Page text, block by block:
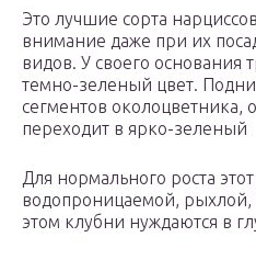
Это лучшие сорта
внимание даже при их
видов. У своего основания
темно-зеленый цвет.
сегментов околоцветника,
переходит в ярко-зеленый
Для нормального роста
водопроницаемой,
этом клубни нуждаются в